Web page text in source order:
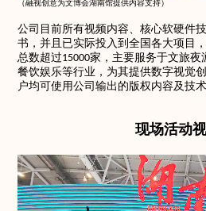
（融视创意为文博会湖南馆提供内容支持）
公司目前所有视频内容、核心软硬件
书，并且已实际投入到全国各大项目
总数超过15000家，主要服务于文旅夜
餐饮娱乐等行业，为其提供数字视觉
户均可使用公司输出的版权内容及技术
现场活动